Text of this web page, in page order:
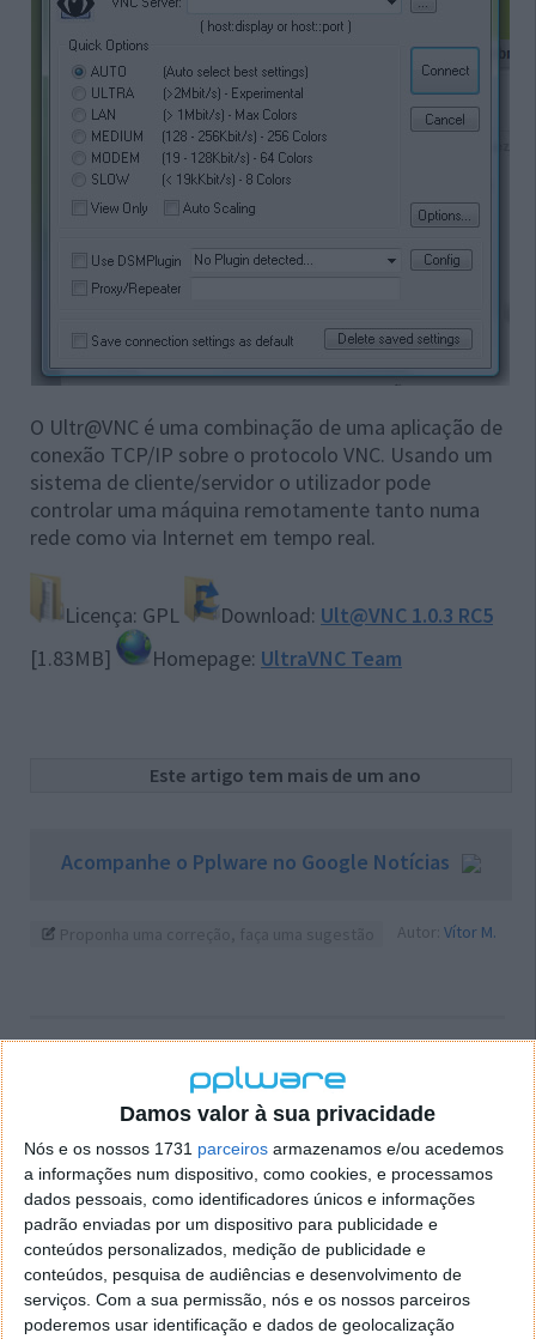
Damos valor à sua privacidade
Nós e os nossos 1731 parceiros armazenamos e/ou acedemos
a informações num dispositivo, como cookies, e processamos
dados pessoais, como identificadores únicos e informações
padrão enviadas por um dispositivo para publicidade e
conteúdos personalizados, medição de publicidade e
conteúdos, pesquisa de audiências e desenvolvimento de
serviços. Com a sua permissão, nós e os nossos parceiros
poderemos usar identificação e dados de geolocalização
O Ultr@VNC é uma combinação de uma aplicação de
conexão TCP/IP sobre o protocolo VNC. Usando um
sistema de cliente/servidor o utilizador pode
controlar uma máquina remotamente tanto numa
rede como via Internet em tempo real.
Licença: GPL Download: Ult@VNC 1.0.3 RC5
[1.83MB]
Homepage: UltraVNC Team
Este artigo tem mais de um ano
Acompanhe o Pplware no Google Notícias
Autor:Vítor M.
Actualizações…
ARTIGO ANTERIOR
VLC media player 0.8.6c